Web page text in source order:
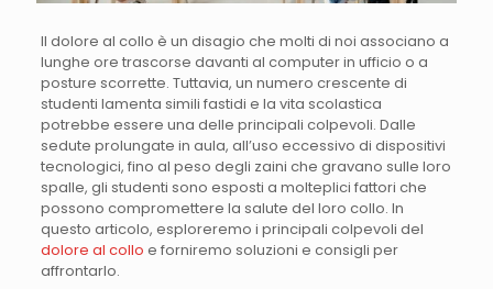
Il dolore al collo è un disagio che molti di noi associano a
lunghe ore trascorse davanti al computer in ufficio o a
posture scorrette. Tuttavia, un numero crescente di
studenti lamenta simili fastidi e la vita scolastica
potrebbe essere una delle principali colpevoli. Dalle
sedute prolungate in aula, all’uso eccessivo di dispositivi
tecnologici, fino al peso degli zaini che gravano sulle loro
spalle, gli studenti sono esposti a molteplici fattori che
possono compromettere la salute del loro collo. In
questo articolo, esploreremo i principali colpevoli del
dolore al collo e forniremo soluzioni e consigli per
affrontarlo.